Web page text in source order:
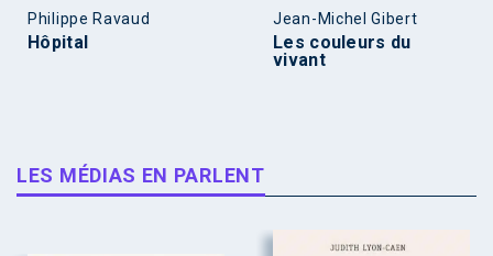
Philippe Ravaud
Hôpital
Jean-Michel Gibert
Les couleurs du
vivant
LES MÉDIAS EN PARLENT